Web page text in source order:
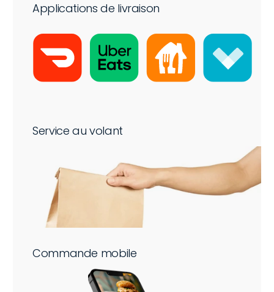
Applications de livraison
Service au volant
Commande mobile